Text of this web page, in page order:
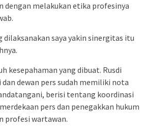
dengan melakukan etika profesinya
saya yakin sinergitas itu
kesepahaman yang dibuat. Rusdi
dewan pers sudah memiliki nota
berisi tentang koordinasi
pers dan penegakkan hukum
profesi wartawan.